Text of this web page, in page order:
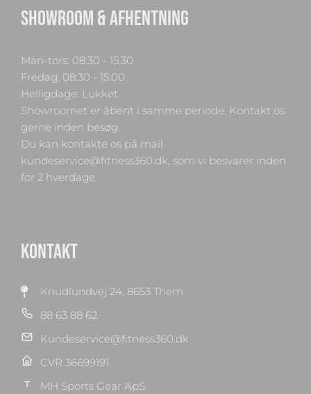
SHOWROOM & AFHENTNING
Man-tors: 08:30 - 15:30
Fredag: 08:30 - 15:00
Helligdage: Lukket
Showroomet er åbent i samme periode. Kontakt os
gerne inden besøg.
Du kan kontakte os på mail
kundeservice@fitness360.dk, som vi besvarer inden
for 2 hverdage.
KONTAKT
Knudlundvej 24, 8653 Them
88 63 88 62
Kundeservice@fitness360.dk
CVR 36699191
MH Sports Gear ApS